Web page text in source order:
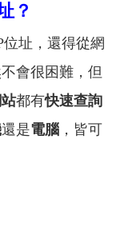
？
址，還得從網
會很困難，但
都有快速查詢
還是電腦 ，皆可